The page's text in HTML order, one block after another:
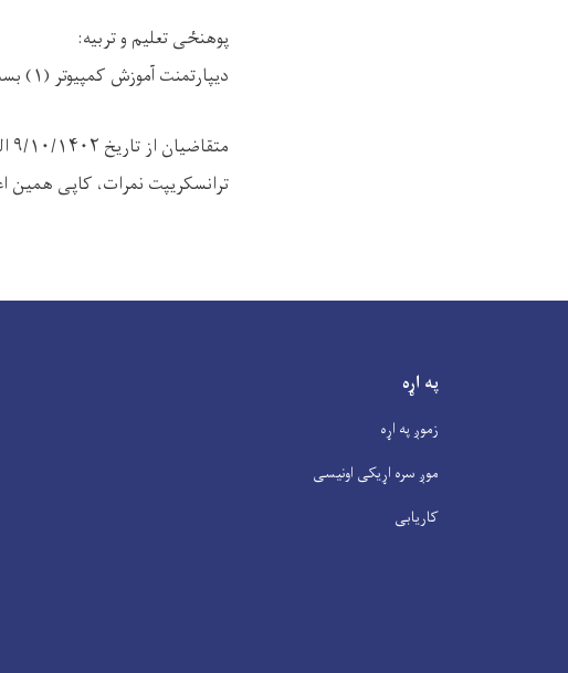
پوهنځی تعلیم و تربیه:
دیپارتمنت آموزش کمپیوتر (۱)
متقاضیان از تاریخ ۹/۱۰/۱۴۰۲
ترانسکریپت نمرات، کاپی همین
په اړه
زموږ په اړه
موږ سره اړیکی اونیسی
کاریابی